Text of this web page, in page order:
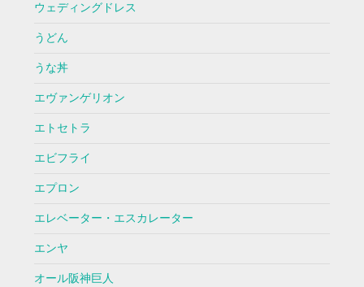
ウェディングドレス
うどん
うな丼
エヴァンゲリオン
エトセトラ
エビフライ
エプロン
エレベーター・エスカレーター
エンヤ
オール阪神巨人